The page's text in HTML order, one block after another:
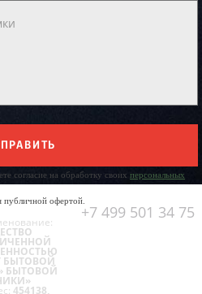
согласие на обработку своих персональных
публичной офертой.
+7 499 501 34 75
БЫТОВОЙ
БЫТОВОЙ
454138,